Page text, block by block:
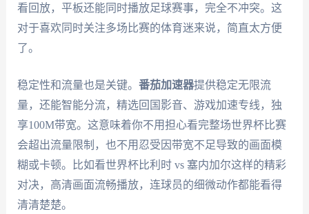
看回放，平板还能同时播放足球赛事，完全不冲突。这
对于喜欢同时关注多场比赛的体育迷来说，简直太方便
了。
稳定性和流量也是关键。 番茄加速器提供稳定无限流
量，还能智能分流，精选回国影音、游戏加速专线，独
享100M带宽。这意味着你不用担心看完整场世界杯比赛
会超出流量限制，也不用忍受因带宽不足导致的画面模
糊或卡顿。比如看世界杯比利时 vs 塞内加尔这样的精彩
对决，高清画面流畅播放，连球员的细微动作都能看得
清清楚楚。